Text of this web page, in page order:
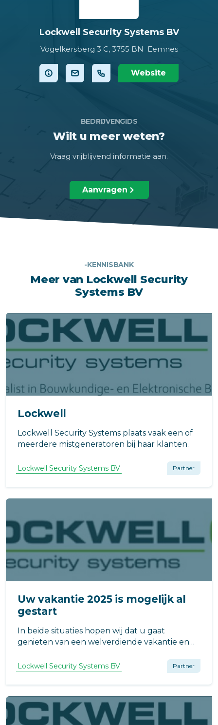
Lockwell Security Systems BV
Vogelkersberg 3 C, 3755 BN Eemnes
Website
BEDRIJVENGIDS
Wilt u meer weten?
Vraag vrijblijvend informatie aan.
Aanvragen
-KENNISBANK
Meer van Lockwell Security
Systems BV
Lockwell
Lockwell Security Systems plaats vaak een of
meerdere mistgeneratoren bij haar klanten.
Lockwell Security Systems BV Partner
Uw vakantie 2025 is mogelijk al
gestart
In beide situaties hopen wij dat u gaat
genieten van een welverdiende vakantie en
weer thuis komt.
Lockwell Security Systems BV Partner